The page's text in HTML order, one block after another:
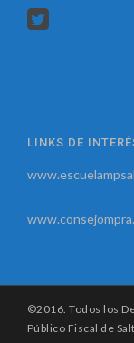
LINKS DE
©2016. Todos los
Público Fiscal de